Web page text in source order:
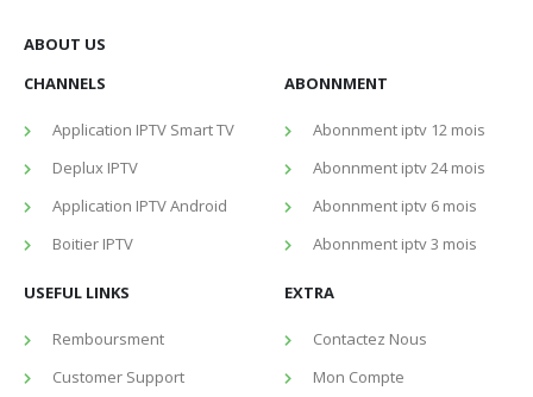
ABOUT US
CHANNELS
Application IPTV Smart TV
Deplux IPTV
Application IPTV Android
Boitier IPTV
ABONNMENT
Abonnment iptv 12 mois
Abonnment iptv 24 mois
Abonnment iptv 6 mois
Abonnment iptv 3 mois
USEFUL LINKS
Remboursment
Customer Support
EXTRA
Contactez Nous
Mon Compte